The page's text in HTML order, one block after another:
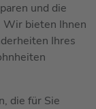
und die
Wir bieten Ihnen
Ihres
die für Sie